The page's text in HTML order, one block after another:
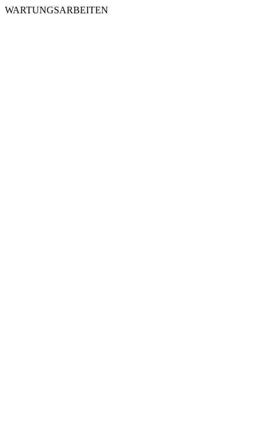
WARTUNGSARBEITEN